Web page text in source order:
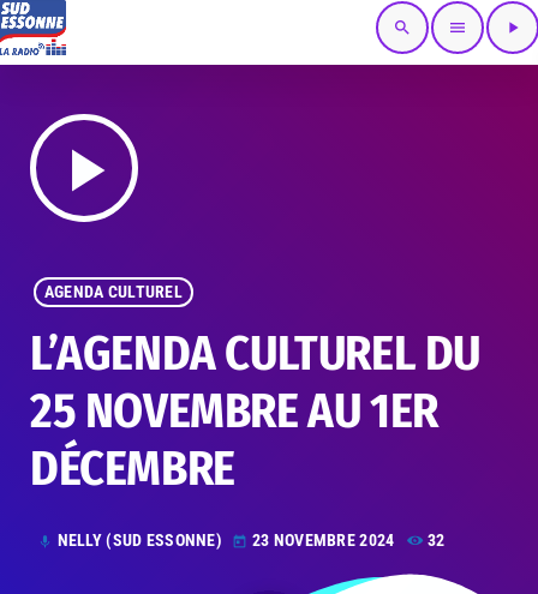
search menu play_arrow
play_arrow
AGENDA CULTUREL
L’AGENDA CULTUREL DU
25 NOVEMBRE AU 1ER
DÉCEMBRE
mic NELLY (SUD ESSONNE) today 23 NOVEMBRE 2024 32